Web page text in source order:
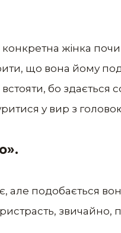
жінка
що вона йому
бо здається
у вир з
але подобається
звичайно,